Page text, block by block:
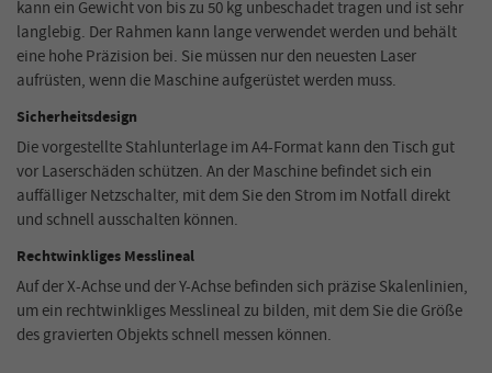
kann ein Gewicht von bis zu 50 kg unbeschadet tragen und ist sehr
langlebig. Der Rahmen kann lange verwendet werden und behält
eine hohe Präzision bei. Sie müssen nur den neuesten Laser
aufrüsten, wenn die Maschine aufgerüstet werden muss.
Sicherheitsdesign
Die vorgestellte Stahlunterlage im A4-Format kann den Tisch gut
vor Laserschäden schützen. An der Maschine befindet sich ein
auffälliger Netzschalter, mit dem Sie den Strom im Notfall direkt
und schnell ausschalten können.
Rechtwinkliges Messlineal
Auf der X-Achse und der Y-Achse befinden sich präzise Skalenlinien,
um ein rechtwinkliges Messlineal zu bilden, mit dem Sie die Größe
des gravierten Objekts schnell messen können.